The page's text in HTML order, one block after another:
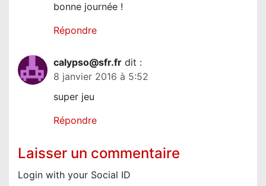
bonne journée !
Répondre
calypso@sfr.fr dit :
8 janvier 2016 à 5:52
super jeu
Répondre
Laisser un commentaire
Login with your Social ID